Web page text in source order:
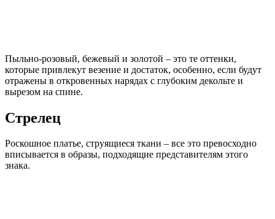
Пыльно-розовый, бежевый и золотой – это те оттенки,
которые привлекут везение и достаток, особенно, если будут
отражены в откровенных нарядах с глубоким декольте и
вырезом на спине.
Стрелец
Роскошное платье, струящиеся ткани – все это превосходно
вписывается в образы, подходящие представителям этого
знака.